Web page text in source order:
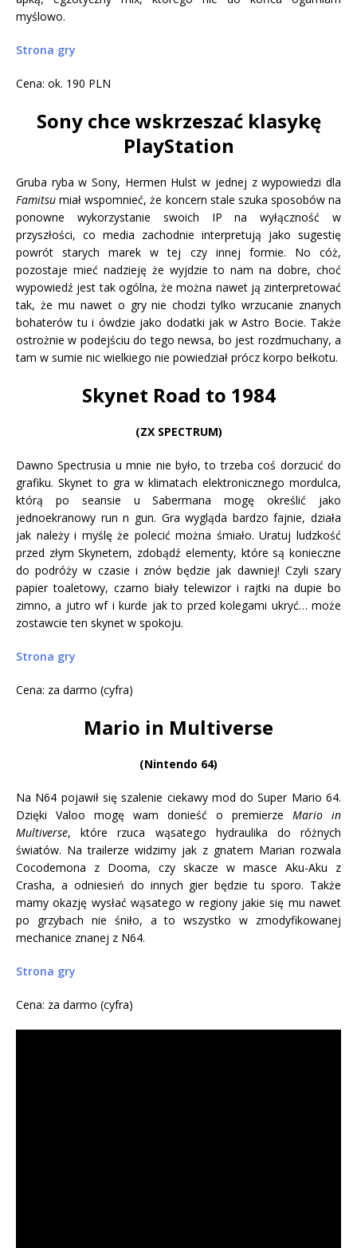
myślowo.
Strona gry
Cena: ok. 190 PLN
Sony chce wskrzeszać klasykę
PlayStation
Gruba ryba w Sony, Hermen Hulst w jednej z wypowiedzi dla
Famitsumiał wspomnieć, że koncern stale szuka sposobów na
ponowne wykorzystanie swoich IP na wyłączność w
przyszłości, co media zachodnie interpretują jako sugestię
powrót starych marek w tej czy innej formie. No cóż,
pozostaje mieć nadzieję że wyjdzie to nam na dobre, choć
wypowiedź jest tak ogólna, że można nawet ją zinterpretować
tak, że mu nawet o gry nie chodzi tylko wrzucanie znanych
bohaterów tu i ówdzie jako dodatki jak w Astro Bocie. Także
ostrożnie w podejściu do tego newsa, bo jest rozdmuchany, a
tam w sumie nic wielkiego nie powiedział prócz korpo bełkotu.
Skynet Road to 1984
(ZX SPECTRUM)
Dawno Spectrusia u mnie nie było, to trzeba coś dorzucić do
grafiku. Skynet to gra w klimatach elektronicznego mordulca,
którą po seansie u Sabermana mogę określić jako
jednoekranowy run n gun. Gra wygląda bardzo fajnie, działa
jak należy i myślę że polecić można śmiało. Uratuj ludzkość
przed złym Skynetem, zdobądź elementy, które są konieczne
do podróży w czasie i znów będzie jak dawniej! Czyli szary
papier toaletowy, czarno biały telewizor i rajtki na dupie bo
zimno, a jutro wf i kurde jak to przed kolegami ukryć… może
zostawcie ten skynet w spokoju.
Strona gry
Cena: za darmo (cyfra)
Mario in Multiverse
(Nintendo 64)
Na N64 pojawił się szalenie ciekawy mod do Super Mario 64.
Dzięki Valoo mogę wam donieść o premierze Mario in
Multiverse, które rzuca wąsatego hydraulika do różnych
światów. Na trailerze widzimy jak z gnatem Marian rozwala
Cocodemona z Dooma, czy skacze w masce Aku-Aku z
Crasha, a odniesień do innych gier będzie tu sporo. Także
mamy okazję wysłać wąsatego w regiony jakie się mu nawet
po grzybach nie śniło, a to wszystko w zmodyfikowanej
mechanice znanej z N64.
Strona gry
Cena: za darmo (cyfra)